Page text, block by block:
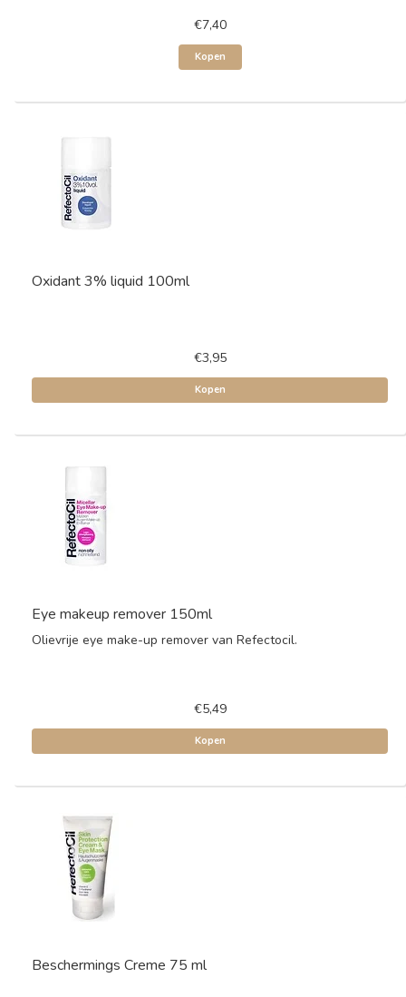
€7,40
Kopen
Oxidant 3% liquid 100ml
€3,95
Kopen
Eye makeup remover 150ml
Olievrije eye make-up remover van Refectocil.
€5,49
Kopen
Beschermings Creme 75 ml